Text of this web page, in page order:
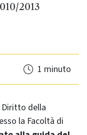
2013
1 minuto
della
la Facoltà di